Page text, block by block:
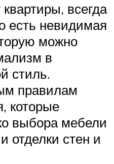
всегда
есть невидимая
можно
в
стиль.
правилам
которые
выбора мебели
отделки стен и